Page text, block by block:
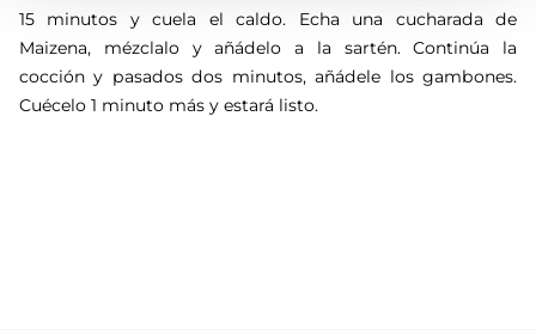
15 minutos y cuela el caldo. Echa una cucharada de
Maizena, mézclalo y añádelo a la sartén. Continúa la
cocción y pasados dos minutos, añádele los gambones.
Cuécelo 1 minuto más y estará listo.